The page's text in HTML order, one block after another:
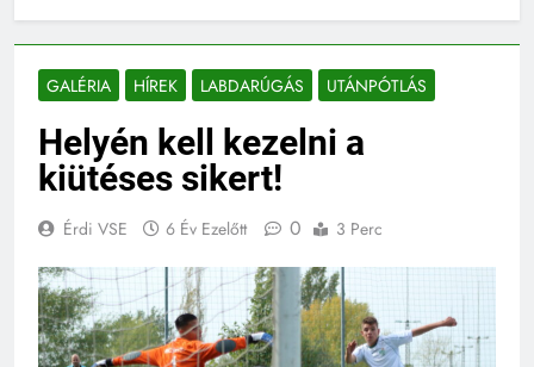
GALÉRIA HÍREK LABDARÚGÁS UTÁNPÓTLÁS
Helyén kell kezelni a
kiütéses sikert!
Érdi VSE 6 Év Ezelőtt 0 3 Perc